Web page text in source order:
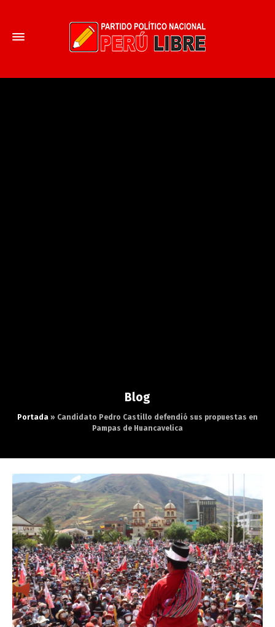
Blog
Portada » Candidato Pedro Castillo defendió sus propuestas en
Pampas de Huancavelica